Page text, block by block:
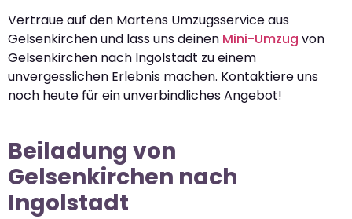
Vertraue auf den Martens Umzugsservice aus
Gelsenkirchen und lass uns deinen Mini-Umzug von
Gelsenkirchen nach Ingolstadt zu einem
unvergesslichen Erlebnis machen. Kontaktiere uns
noch heute für ein unverbindliches Angebot!
Beiladung von
Gelsenkirchen nach
Ingolstadt